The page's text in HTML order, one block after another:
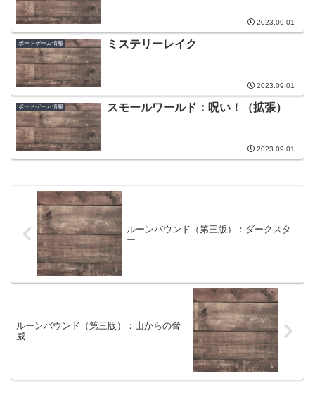
2023.09.01
ボードゲーム情報 ミステリーレイク
2023.09.01
ボードゲーム情報 スモールワールド：呪い！（拡張）
2023.09.01
ルーンバウンド（第三版）：ダークスタ
ー
ルーンバウンド（第三版）：山からの脅
威